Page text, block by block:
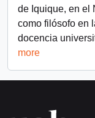
de Iquique, en el
como filósofo en
docencia
more